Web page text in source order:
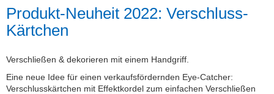
Produkt-Neuheit 2022: Verschluss-
Kärtchen
Verschließen & dekorieren mit einem Handgriff.
Eine neue Idee für einen verkaufsfördernden Eye-Catcher:
Verschlusskärtchen mit Effektkordel zum einfachen Verschließen